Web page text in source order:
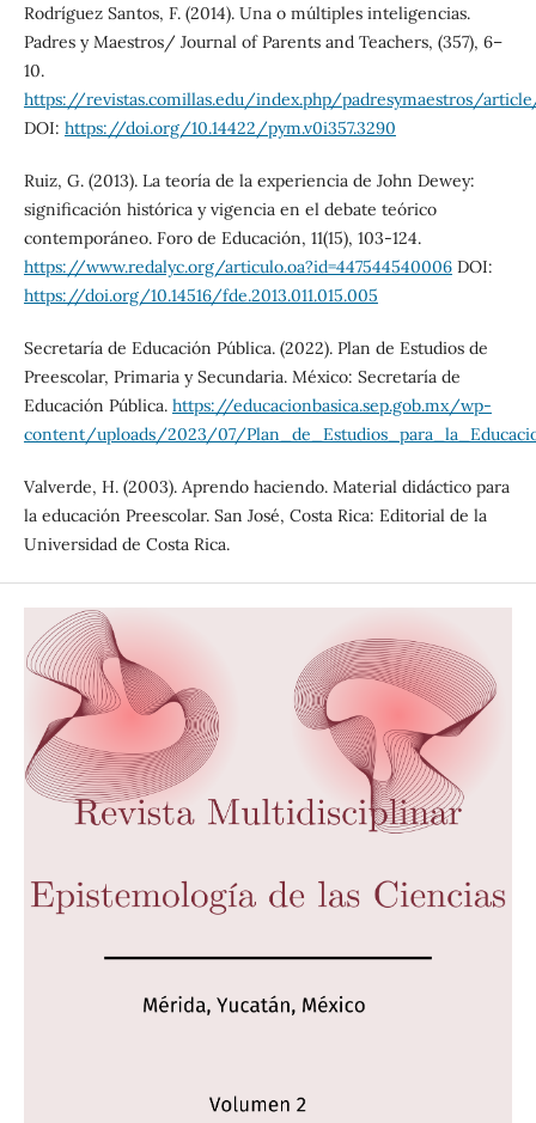
Rodríguez Santos, F. (2014). Una o múltiples inteligencias.
Padres y Maestros/ Journal of Parents and Teachers, (357), 6–
10.
https://revistas.comillas.edu/index.php/padresymaestros/
DOI: https://doi.org/10.14422/pym.v0i357.3290
Ruiz, G. (2013). La teoría de la experiencia de John Dewey:
significación histórica y vigencia en el debate teórico
contemporáneo. Foro de Educación, 11(15), 103-124.
https://www.redalyc.org/articulo.oa?id=447544540006DOI:
https://doi.org/10.14516/fde.2013.011.015.005
Secretaría de Educación Pública. (2022). Plan de Estudios de
Preescolar, Primaria y Secundaria. México: Secretaría de
Educación Pública. https://educacionbasica.sep.gob.mx/wp-
content/uploads/2023/07/
Valverde, H. (2003). Aprendo haciendo. Material didáctico para
la educación Preescolar. San José, Costa Rica: Editorial de la
Universidad de Costa Rica.